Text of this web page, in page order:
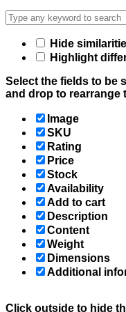
Hide
Highlight
Select the fields to be
and drop to rearrange
Image
SKU
Rating
Price
Stock
Availability
Add to cart
Description
Content
Weight
Dimensions
Additional
Click outside to hide